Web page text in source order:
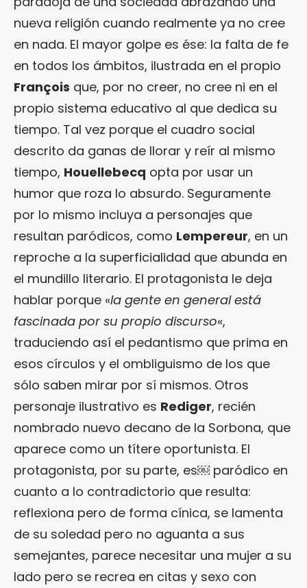
nueva religión cuando realmente ya no cree
en nada. El mayor golpe es ése: la falta de fe
en todos los ámbitos, ilustrada en el propio
François que, por no creer, no cree ni en el
propio sistema educativo al que dedica su
tiempo. Tal vez porque el cuadro social
descrito da ganas de llorar y reír al mismo
tiempo, Houellebecq opta por usar un
humor que roza lo absurdo. Seguramente
por lo mismo incluya a personajes que
resultan paródicos, como Lempereur, en un
reproche a la superficialidad que abunda en
el mundillo literario. El protagonista le deja
hablar porque «la gente en general está
fascinada por su propio discurso«,
traduciendo así el pedantismo que prima en
esos círculos y el ombliguismo de los que
sólo saben mirar por sí mismos. Otros
personaje ilustrativo es Rediger, recién
nombrado nuevo decano de la Sorbona, que
aparece como un títere oportunista. El
protagonista, por su parte, es￼ paródico en
cuanto a lo contradictorio que resulta:
reflexiona pero de forma cínica, se lamenta
de su soledad pero no aguanta a sus
semejantes, parece necesitar una mujer a su
lado pero se recrea en citas y sexo con